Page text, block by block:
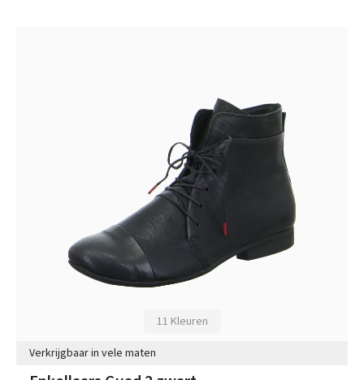
11 Kleuren
Verkrijgbaar in vele maten